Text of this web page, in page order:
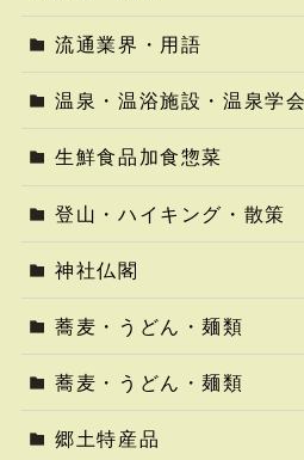
流通業界・用語
温泉・温浴施設・温泉学会
生鮮食品加食惣菜
登山・ハイキング・散策
神社仏閣
蕎麦・うどん・麺類
蕎麦・うどん・麺類
郷土特産品